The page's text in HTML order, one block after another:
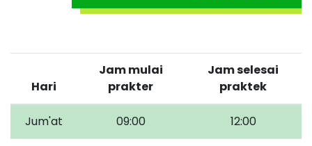
Hari
Jam mulai
prakter
Jam selesai
praktek
Jum'at 09:00 12:00